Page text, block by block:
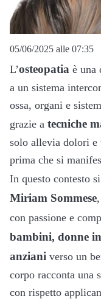
05/06/2025 alle 07:35
L’osteopatia è una
a un sistema
ossa, organi e
grazie a tecniche
solo allevia dolori e
prima che si
In questo contesto
Miriam Sommese
con passione e
bambini, donne
anziani verso un
corpo racconta una
con rispetto